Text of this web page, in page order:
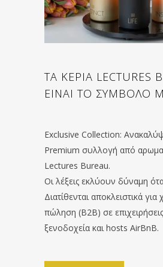
ΤΑ ΚΕΡΙΑ LECTURES
ΕΙΝΑΙ ΤΟ ΣΥΜΒΟΛΟ
Exclusive Collection:
Premium συλλογή από
Lectures Bureau.
Οι λέξεις εκλύουν δύναμη
Διατίθενται αποκλειστικά για
πώληση (B2B) σε
ξενοδοχεία και hosts AirBnB.